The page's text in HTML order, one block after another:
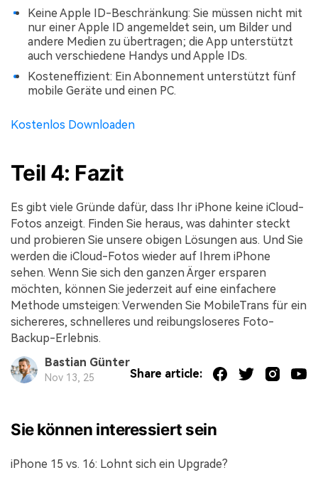
Keine Apple ID-Beschränkung: Sie müssen nicht mit
nur einer Apple ID angemeldet sein, um Bilder und
andere Medien zu übertragen; die App unterstützt
auch verschiedene Handys und Apple IDs.
Kosteneffizient: Ein Abonnement unterstützt fünf
mobile Geräte und einen PC.
Kostenlos Downloaden
Teil 4: Fazit
Es gibt viele Gründe dafür, dass Ihr iPhone keine iCloud-
Fotos anzeigt. Finden Sie heraus, was dahinter steckt
und probieren Sie unsere obigen Lösungen aus. Und Sie
werden die iCloud-Fotos wieder auf Ihrem iPhone
sehen. Wenn Sie sich den ganzen Ärger ersparen
möchten, können Sie jederzeit auf eine einfachere
Methode umsteigen: Verwenden Sie MobileTrans für ein
sichereres, schnelleres und reibungsloseres Foto-
Backup-Erlebnis.
Bastian Günter
Nov 13, 25 Share article:
Sie können interessiert sein
iPhone 15 vs. 16: Lohnt sich ein Upgrade?